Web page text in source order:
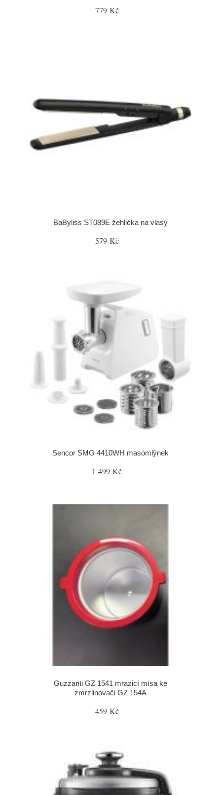
779 Kč
BaByliss ST089E žehlička na vlasy
579 Kč
Sencor SMG 4410WH masomlýnek
1 499 Kč
Guzzanti GZ 1541 mrazicí mísa ke
zmrzlinovači GZ 154A
459 Kč